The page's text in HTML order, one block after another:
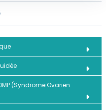
(Syndrome Ovarien